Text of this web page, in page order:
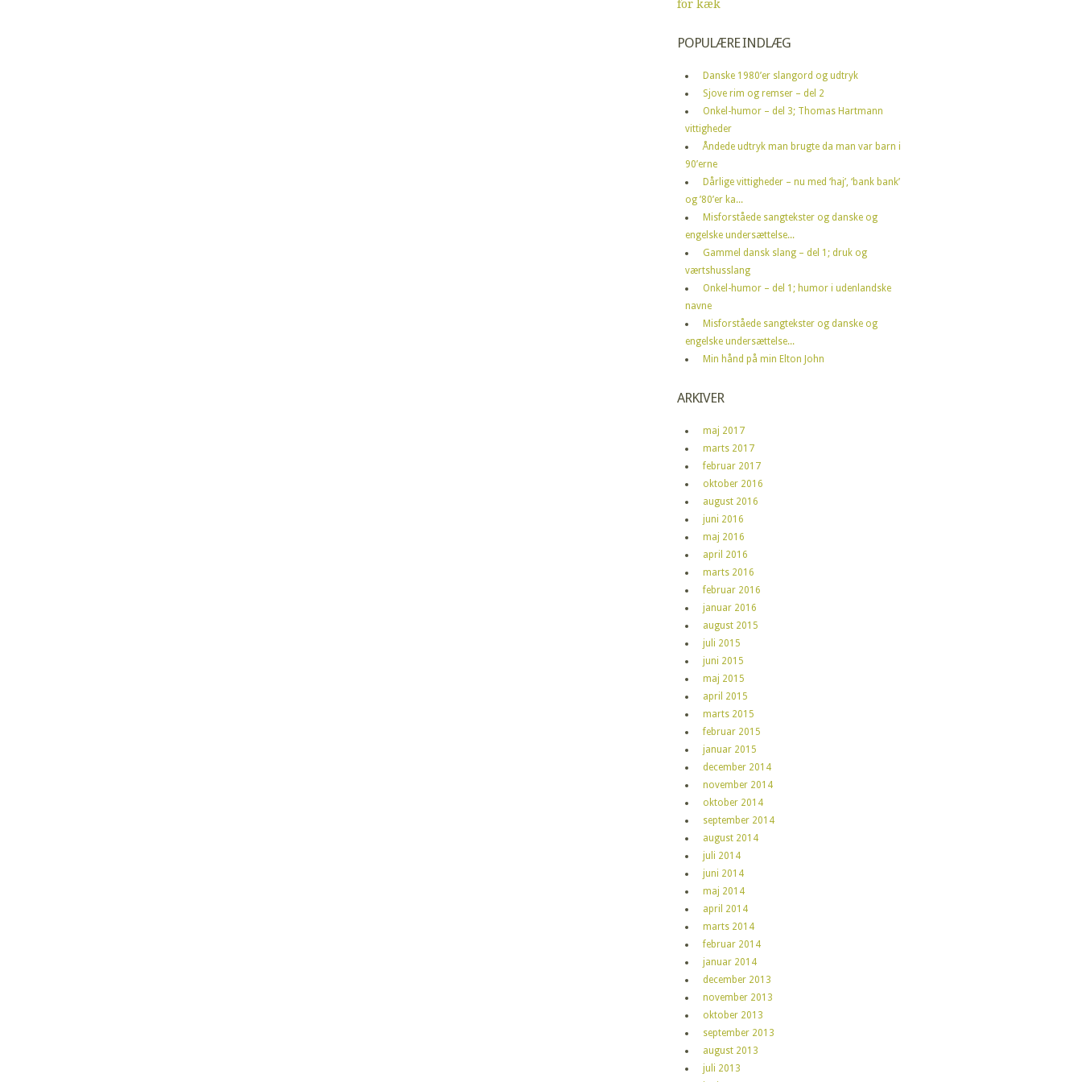
for kæk
POPULÆRE INDLÆG
Danske 1980’er slangord og udtryk
Sjove rim og remser – del 2
Onkel-humor – del 3; Thomas Hartmann
vittigheder
Åndede udtryk man brugte da man var barn i
90’erne
Dårlige vittigheder – nu med ‘haj’, ‘bank bank’
og ’80’er ka...
Misforståede sangtekster og danske og
engelske undersættelse...
Gammel dansk slang – del 1; druk og
værtshusslang
Onkel-humor – del 1; humor i udenlandske
navne
Misforståede sangtekster og danske og
engelske undersættelse...
Min hånd på min Elton John
ARKIVER
maj 2017
marts 2017
februar 2017
oktober 2016
august 2016
juni 2016
maj 2016
april 2016
marts 2016
februar 2016
januar 2016
august 2015
juli 2015
juni 2015
maj 2015
april 2015
marts 2015
februar 2015
januar 2015
december 2014
november 2014
oktober 2014
september 2014
august 2014
juli 2014
juni 2014
maj 2014
april 2014
marts 2014
februar 2014
januar 2014
december 2013
november 2013
oktober 2013
september 2013
august 2013
juli 2013